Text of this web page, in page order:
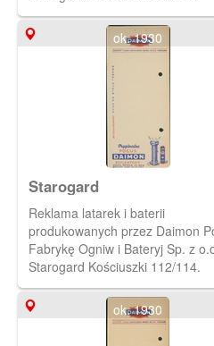
ok. 1930
Starogard
Reklama latarek i baterii
produkowanych przez Daimon
Fabrykę Ogniw i Bateryj Sp. z
Starogard Kościuszki 112/114.
ok. 1930